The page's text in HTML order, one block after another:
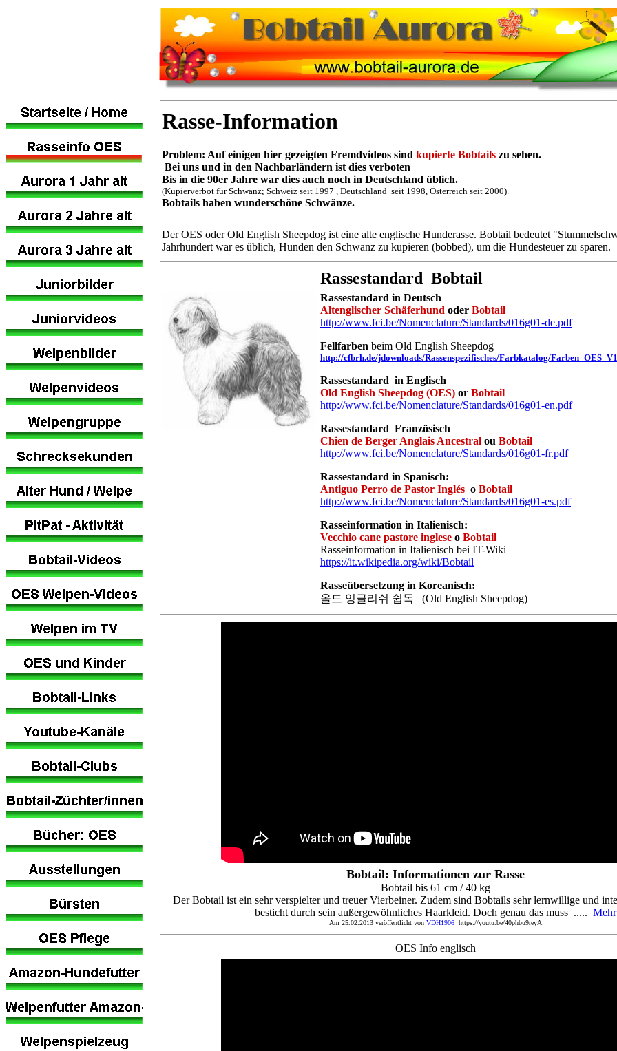
Rasse-Information
Problem: Auf einigen hier gezeigten Fremdvideos sind kupierte Bobtails zu sehen.
Bei uns und in den Nachbarländern ist dies verboten
Bis in die 90er Jahre war dies auch noch in Deutschland üblich.
(Kupierverbot für Schwanz; Schweiz seit 1997 , Deutschland seit 1998, Österreich seit 2000).
Bobtails haben wunderschöne Schwänze.
Der OES oder Old English Sheepdog ist eine alte englische Hunderasse. Bobtail bedeutet
Jahrhundert war es üblich, Hunden den Schwanz zu kupieren (bobbed), um die Hundesteuer zu sparen.
Rassestandard Bobtail
Rassestandard in Deutsch
Altenglischer Schäferhund oder Bobtail
http://www.fci.be/Nomenclature/Standards/016g01-de.pdf
Fellfarben beim Old English Sheepdog
http://cfbrh.de/jdownloads/Rassenspezifisches/Farbkatalog/
Rassestandard in Englisch
Old English Sheepdog (OES) or Bobtail
http://www.fci.be/Nomenclature/Standards/016g01-en.pdf
Rassestandard Französisch
Chien de Berger Anglais Ancestral ou Bobtail
http://www.fci.be/Nomenclature/Standards/016g01-fr.pdf
Rassestandard in Spanisch:
Antiguo Perro de Pastor Inglés o Bobtail
http://www.fci.be/Nomenclature/Standards/016g01-es.pdf
Rasseinformation in Italienisch:
Vecchio cane pastore inglese o Bobtail
Rasseinformation in Italienisch bei IT-Wiki
https://it.wikipedia.org/wiki/Bobtail
Rasseübersetzung in Koreanisch:
올드 잉글리쉬 쉽독 (Old English Sheepdog)
Bobtail: Informationen zur Rasse
Bobtail bis 61 cm / 40 kg
Der Bobtail ist ein sehr verspielter und treuer Vierbeiner. Zudem sind Bobtails sehr lernwillige und
besticht durch sein außergewöhnliches Haarkleid. Doch genau das muss ..... Mehr
Am 25.02.2013 veröffentlicht von VDH1906https://youtu.be/40phbu9reyA
OES Info englisch